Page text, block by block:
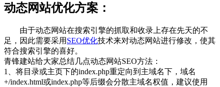
动态网站优化方案：
由于动态网站在搜索引擎的抓取和收录上存在先天的不
足，因此需要采用 SEO优化技术来对动态网站进行修改，使其
符合搜索引擎的喜好。
青锋建站给大家总结几点动态网站SEO方法：
1、将目录或主页下的index.php重定向到主域名下，域名
+/index.html或index.php等后缀会分散主域名权值，建议使用